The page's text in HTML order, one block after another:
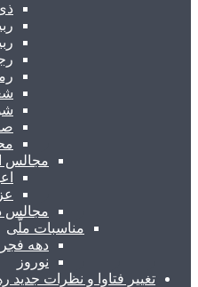
ذی
مجالس
مجالس
مناسبات ملّی
دهه فجر
نوروز
تغییر فتاوا و نظرات جدید